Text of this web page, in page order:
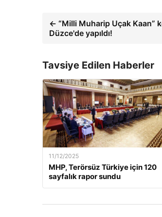
← “Milli Muharip Uçak Kaan”
Düzce'de yapıldı!
Tavsiye Edilen Haberler
11/12/2025
MHP, Terörsüz Türkiye için 120
sayfalık rapor sundu